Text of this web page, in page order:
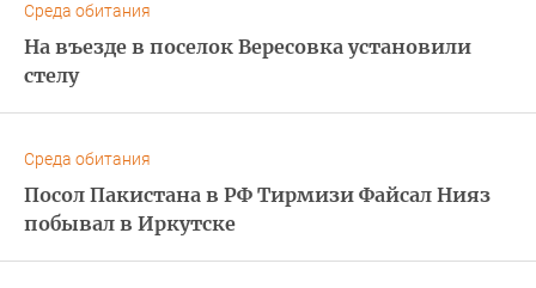
Среда обитания
На въезде в поселок Вересовка установили
стелу
Среда обитания
Посол Пакистана в РФ Тирмизи Файсал Нияз
побывал в Иркутске